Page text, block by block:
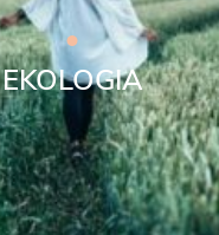
EKOLOGIA